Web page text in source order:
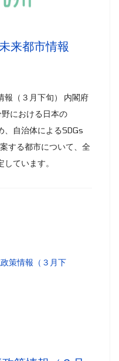
来都市情報
報（３月下旬） 内閣府
における日本の
、自治体によるSDGs
する都市について、全
ています。